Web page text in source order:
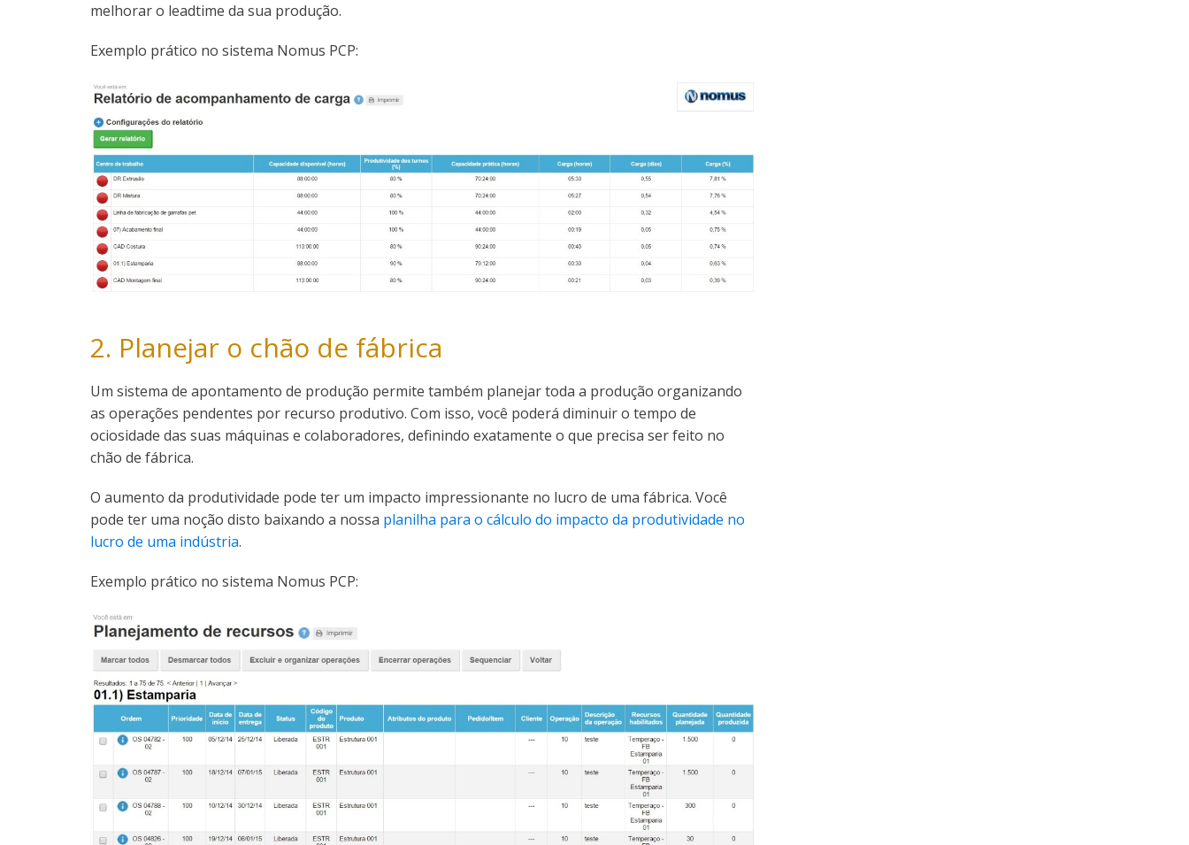
melhorar o leadtime da sua produção.
Exemplo prático no sistema Nomus PCP:
2. Planejar o chão de fábrica
Um sistema de apontamento de produção permite também planejar toda a produção organizando
as operações pendentes por recurso produtivo. Com isso, você poderá diminuir o tempo de
ociosidade das suas máquinas e colaboradores, definindo exatamente o que precisa ser feito no
chão de fábrica.
O aumento da produtividade pode ter um impacto impressionante no lucro de uma fábrica. Você
pode ter uma noção disto baixando a nossa planilha para o cálculo do impacto da produtividade no
lucro de uma indústria.
Exemplo prático no sistema Nomus PCP: